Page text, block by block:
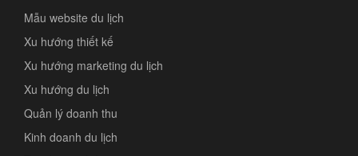
Mẫu website du lịch
Xu hướng thiết kế
Xu hướng marketing du lịch
Xu hướng du lịch
Quản lý doanh thu
Kinh doanh du lịch